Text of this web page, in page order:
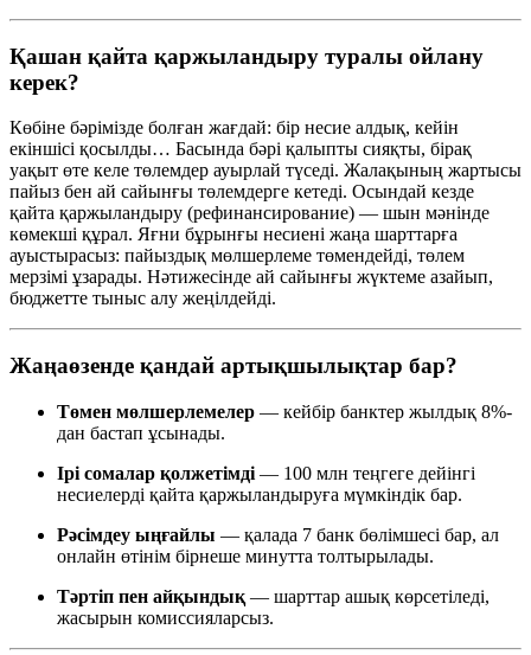
Қашан қайта қаржыландыру туралы ойлану
керек?
Көбіне бәрімізде болған жағдай: бір несие алдық, кейін
екіншісі қосылды… Басында бәрі қалыпты сияқты, бірақ
уақыт өте келе төлемдер ауырлай түседі. Жалақының жартысы
пайыз бен ай сайынғы төлемдерге кетеді. Осындай кезде
қайта қаржыландыру (рефинансирование) — шын мәнінде
көмекші құрал. Яғни бұрынғы несиені жаңа шарттарға
ауыстырасыз: пайыздық мөлшерлеме төмендейді, төлем
мерзімі ұзарады. Нәтижесінде ай сайынғы жүктеме азайып,
бюджетте тыныс алу жеңілдейді.
Жаңаөзенде қандай артықшылықтар бар?
Төмен мөлшерлемелер — кейбір банктер жылдық 8%-
дан бастап ұсынады.
Ірі сомалар қолжетімді — 100 млн теңгеге дейінгі
несиелерді қайта қаржыландыруға мүмкіндік бар.
Рәсімдеу ыңғайлы — қалада 7 банк бөлімшесі бар, ал
онлайн өтінім бірнеше минутта толтырылады.
Тәртіп пен айқындық — шарттар ашық көрсетіледі,
жасырын комиссияларсыз.